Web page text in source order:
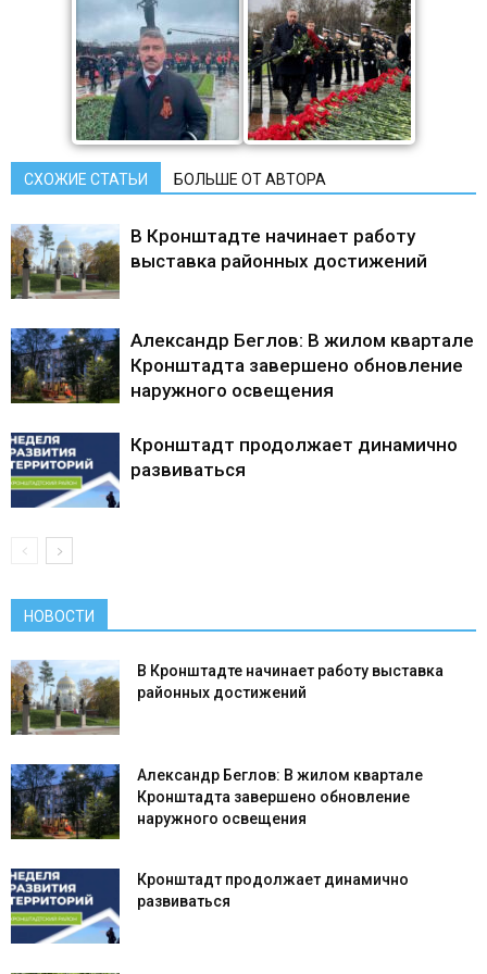
СХОЖИЕ СТАТЬИ БОЛЬШЕ ОТ АВТОРА
В Кронштадте начинает работу
выставка районных достижений
Александр Беглов: В жилом квартале
Кронштадта завершено обновление
наружного освещения
Кронштадт продолжает динамично
развиваться
НОВОСТИ
В Кронштадте начинает работу выставка
районных достижений
Александр Беглов: В жилом квартале
Кронштадта завершено обновление
наружного освещения
Кронштадт продолжает динамично
развиваться